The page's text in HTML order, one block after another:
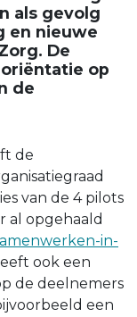
als gevolg
en nieuwe
De
op
de
de
van de 4 pilots
al opgehaald
in-
ook een
de deelnemers
een